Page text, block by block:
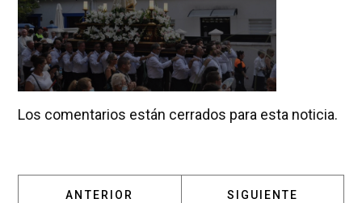
Los comentarios están cerrados para esta noticia.
ARTÍCULO ANTERIOR: POZUELO DE
ANTERIOR ARTÍCULO
SIGUIENTE